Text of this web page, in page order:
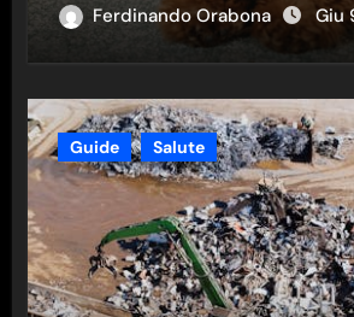
Ferdinando Orabona Giu
Guide Salute